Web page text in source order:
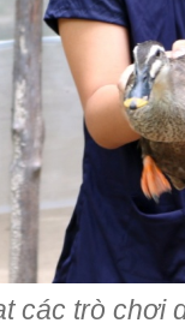
các trò chơi